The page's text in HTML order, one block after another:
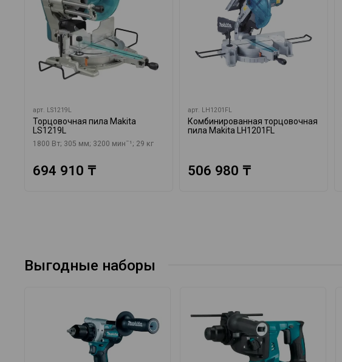
арт. LS1219L
Торцовочная пила Makita
LS1219L
1800 Вт; 305 мм; 3200 минˉ¹; 29 кг
694 910 ₸
арт. LH1201FL
Комбинированная торцовочная
пила Makita LH1201FL
506 980 ₸
Выгодные наборы